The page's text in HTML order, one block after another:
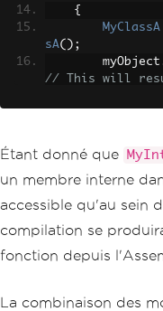
{
MyClassA
sA();
        myObject
// This will
Étant donné que
un membre interne
accessible qu'au sein
compilation se
fonction depuis
La combinaison des